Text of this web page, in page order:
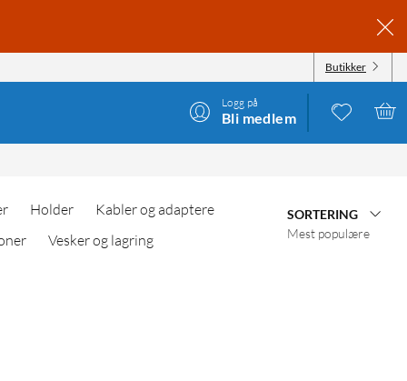
Butikker
Logg på
Bli medlem
Holder
Kabler og adaptere
Vesker og lagring
SORTERING
Mest populære